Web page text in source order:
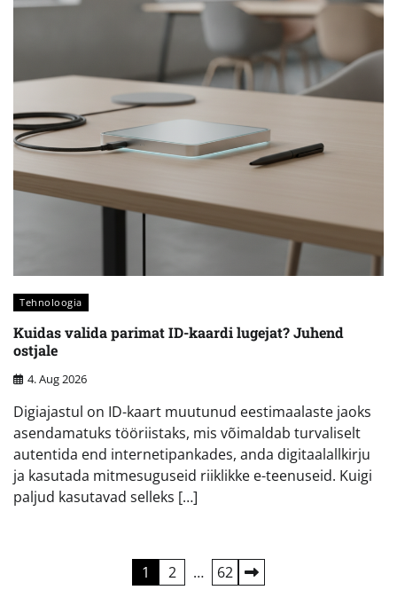
Tehnoloogia
Kuidas valida parimat ID-kaardi lugejat? Juhend
ostjale
4. Aug 2026
Digiajastul on ID-kaart muutunud eestimaalaste jaoks
asendamatuks tööriistaks, mis võimaldab turvaliselt
autentida end internetipankades, anda digitaalallkirju
ja kasutada mitmesuguseid riiklikke e-teenuseid. Kuigi
paljud kasutavad selleks […]
1 2 … 62